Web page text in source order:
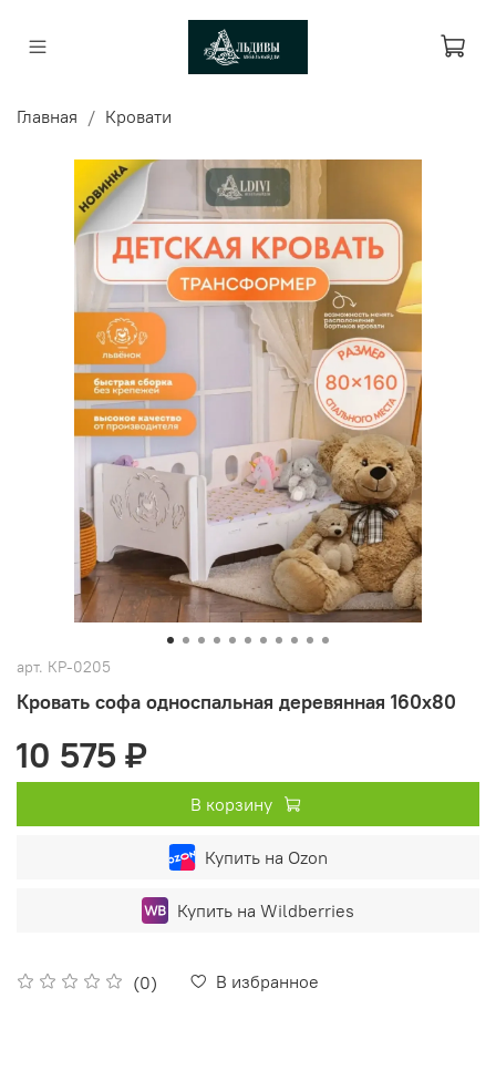
Главная Кровати
арт. КР-0205
Кровать софа односпальная деревянная 160х80
(0) В избранное
10 575 ₽
В корзину
Купить на Ozon
Купить на Wildberries